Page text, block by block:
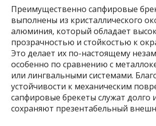
Преимущественно сапфировые
выполнены из кристаллического
алюминия, который обладает
прозрачностью и стойкостью к
Это делает их по-настоящему
особенно по сравнению с
или лингвальными системами.
устойчивости к механическим
сапфировые брекеты служат долго
сохраняют презентабельный